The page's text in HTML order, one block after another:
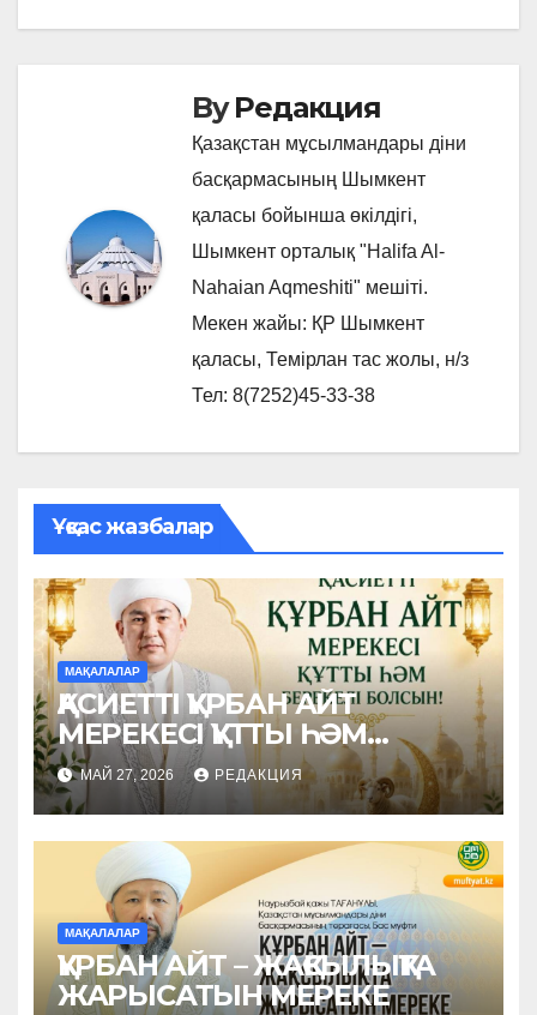
ByРедакция
Қазақстан мұсылмандары діни
басқармасының Шымкент
қаласы бойынша өкілдігі,
Шымкент орталық "Halifa Al-
Nahaian Aqmeshiti" мешіті.
Мекен жайы: ҚР Шымкент
қаласы, Темірлан тас жолы, н/з
Тел: 8(7252)45-33-38
Ұқсас жазбалар
МАҚАЛАЛАР
ҚАСИЕТТІ ҚҰРБАН АЙТ
МЕРЕКЕСІ ҚҰТТЫ ҺӘМ
БЕРЕКЕЛІ БОЛСЫН!
МАЙ 27, 2026 РЕДАКЦИЯ
МАҚАЛАЛАР
ҚҰРБАН АЙТ – ЖАҚСЫЛЫҚТА
ЖАРЫСАТЫН МЕРЕКЕ